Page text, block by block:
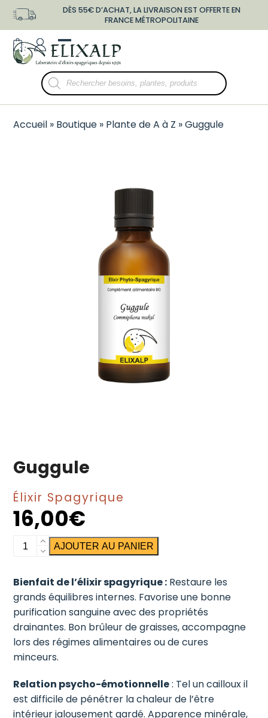
Skip
content
DÈS 55€ D’ACHAT, LA LIVRAISON EST OFFERTE EN
FRANCE MÉTROPOLITAINE
shopping-
bag
user-
o
Open
mobile
menu
Close
mobile
menu
Recherche
de
produits
Accueil » Boutique » Plante de A à Z »Guggule
Guggule
Élixir Spagyrique
16,00€
quantitéAJOUTER AU PANIER
Bienfait de l’élixir spagyrique : Restaure les
grands équilibres internes. Favorise une bonne
purification sanguine avec des propriétés
drainantes. Bon brûleur de graisses, accompagne
lors des régimes alimentaires ou de cures
minceurs.
Relation psycho-émotionnelle: Tel un cailloux il
est difficile de pénétrer la chaleur de l’être
intérieur jalousement gardé. Apparence minérale,